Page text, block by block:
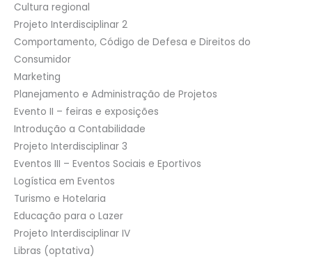
Cultura regional
Projeto Interdisciplinar 2
Comportamento, Código de Defesa e Direitos do
Consumidor
Marketing
Planejamento e Administração de Projetos
Evento II – feiras e exposições
Introdução a Contabilidade
Projeto Interdisciplinar 3
Eventos III – Eventos Sociais e Eportivos
Logística em Eventos
Turismo e Hotelaria
Educação para o Lazer
Projeto Interdisciplinar IV
Libras (optativa)